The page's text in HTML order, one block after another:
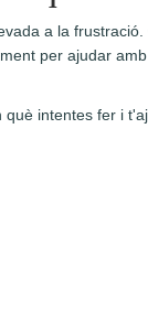
a la
per ajudar
intentes fer i